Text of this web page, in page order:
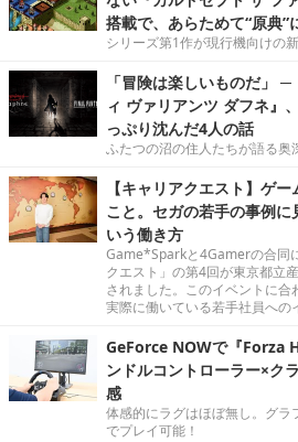
搭載で、あらためて“原典”
シリーズ第1作が現行機向けの
「冒険は楽しいものだ」
ィ ヴァリアンツ ダフネ』
っぷり沈んだ4人の話
ふたつの沼の住人たちが語る奥
【キャリアクエスト】ゲ
こと。セガの若手の事例
いう働き方
Game*Sparkと4Gamerの合同
クエスト」の第4回が東京都立
されました。このイベントに
実際に働いている若手社員への
GeForce NOWで『Forza
ンドルコントローラー×ク
感
体感的にラグはほぼ無し。グ
でプレイ可能！